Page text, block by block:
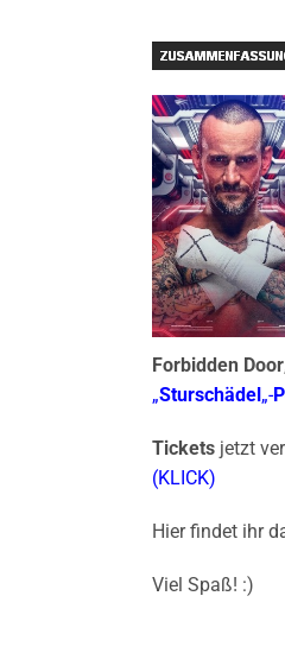
Forbidden Door
„Sturschädel„-
Tickets jetzt
(KLICK)
Hier findet ihr
Viel Spaß! :)